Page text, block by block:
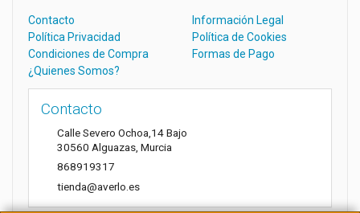
Contacto
Información Legal
Política Privacidad
Política de Cookies
Condiciones de Compra
Formas de Pago
¿Quienes Somos?
Contacto
Calle Severo Ochoa,14 Bajo
30560 Alguazas Murcia
868919317
tienda@averlo.es